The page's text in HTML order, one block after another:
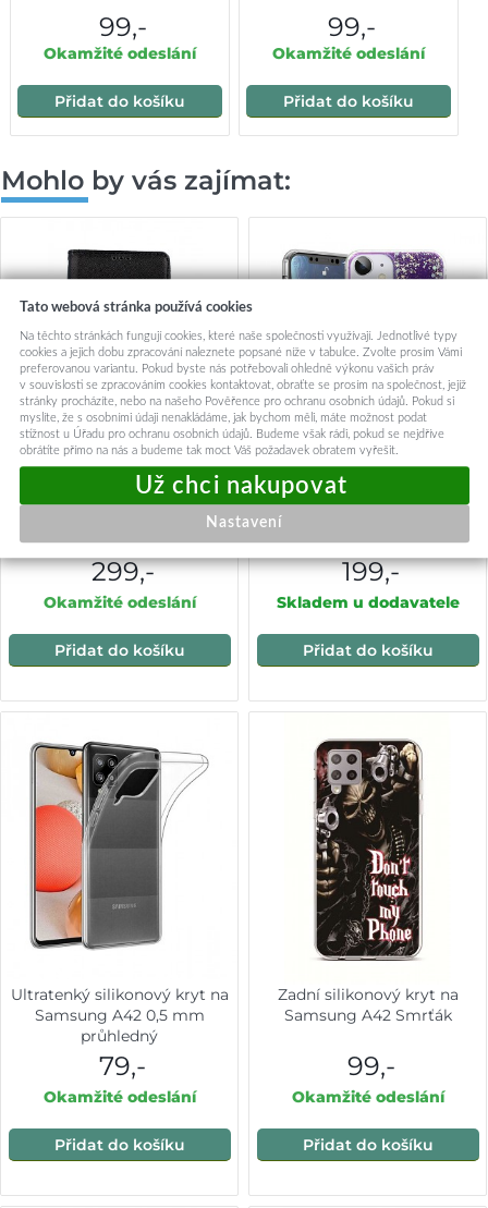
99,-
Okamžité odeslání
Přidat do košíku
99,-
Okamžité odeslání
Přidat do košíku
Mohlo by vás zajímat:
Knížkové pouzdro na
Samsung A42 Don't Touch
299,-
Okamžité odeslání
Přidat do košíku
Brilantní průhledné pouzdro
pro Samsung Galaxy A42 5G
Purple
199,-
Skladem u dodavatele
Přidat do košíku
Ultratenký silikonový kryt na
Samsung A42 0,5 mm
průhledný
79,-
Okamžité odeslání
Přidat do košíku
Zadní silikonový kryt na
Samsung A42 Smrťák
99,-
Okamžité odeslání
Přidat do košíku
Tato webová stránka používá cookies
Na těchto stránkách fungují cookies, které naše společnosti využívají. Jednotlivé typy
cookies a jejich dobu zpracování naleznete popsané níže v tabulce. Zvolte prosím Vámi
preferovanou variantu. Pokud byste nás potřebovali ohledně výkonu vašich práv
v souvislosti se zpracováním cookies kontaktovat, obraťte se prosím na společnost, jejíž
stránky procházíte, nebo na našeho Pověřence pro ochranu osobních údajů. Pokud si
myslíte, že s osobními údaji nenakládáme, jak bychom měli, máte možnost podat
stížnost u Úřadu pro ochranu osobních údajů. Budeme však rádi, pokud se nejdříve
obrátíte přímo na nás a budeme tak moct Váš požadavek obratem vyřešit.
Nastavení